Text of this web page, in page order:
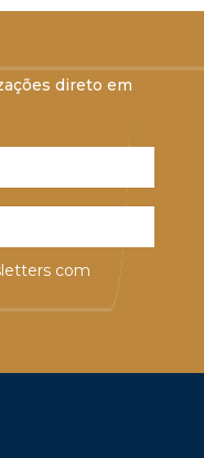
direto em
com